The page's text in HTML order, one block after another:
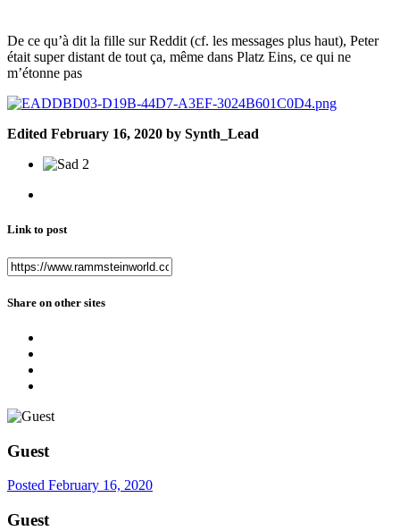
De ce qu’à dit la fille sur Reddit (cf. les messages plus haut), Peter
était super distant de tout ça, même dans Platz Eins, ce qui ne
m’étonne pas
Edited February 16, 2020 by Synth_Lead
2
Link to post
Share on other sites
Guest
Posted February 16, 2020
Guest